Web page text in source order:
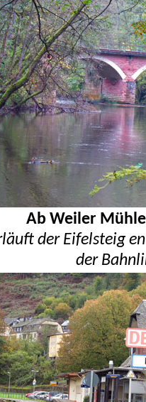
Ab Weiler
der Eifelsteig
der